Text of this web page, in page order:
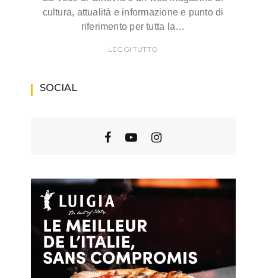
cultura, attualità e informazione e punto di
riferimento per tutta la…
LEGGI TUTTO
SOCIAL